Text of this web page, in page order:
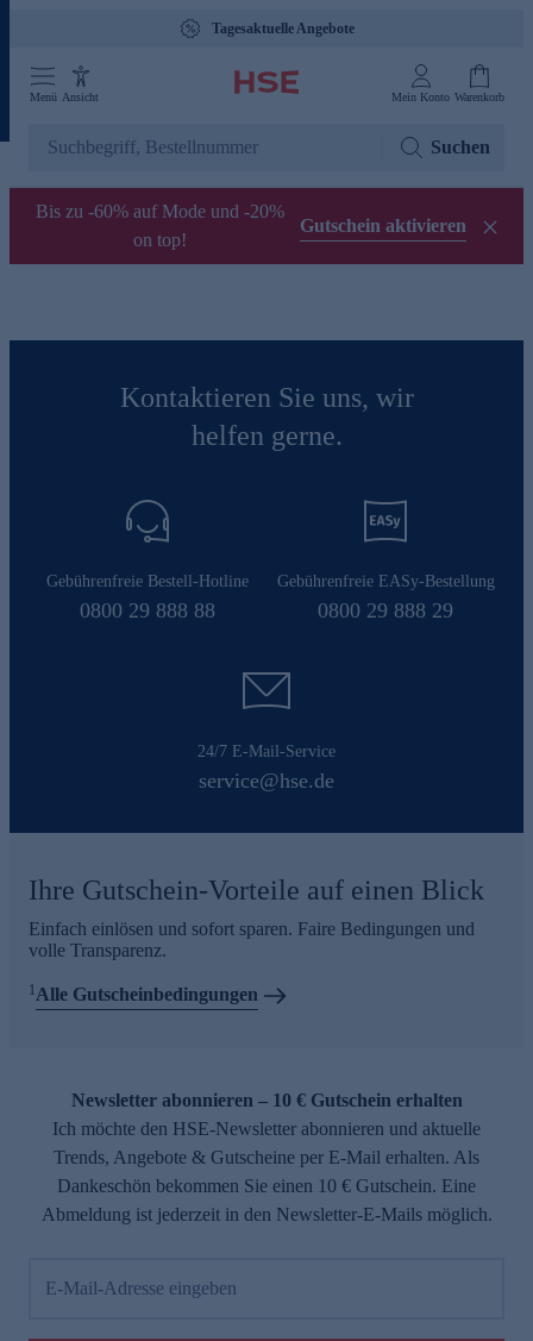
Tagesaktuelle Angebote
Menü Ansicht Mein Konto Warenkorb
Suchen
Bis zu -60% auf Mode und -20%
on top!
Gutschein aktivieren
Kontaktieren Sie uns, wir
helfen gerne.
Gebührenfreie Bestell-Hotline
0800 29 888 88
Gebührenfreie EASy-Bestellung
0800 29 888 29
24/7 E-Mail-Service
service@hse.de
Ihre Gutschein-Vorteile auf einen Blick
Einfach einlösen und sofort sparen. Faire Bedingungen und
volle Transparenz.
1Alle Gutscheinbedingungen
Newsletter abonnieren – 10 € Gutschein erhalten
Ich möchte den HSE-Newsletter abonnieren und aktuelle
Trends, Angebote & Gutscheine per E-Mail erhalten. Als
Dankeschön bekommen Sie einen 10 € Gutschein. Eine
Abmeldung ist jederzeit in den Newsletter-E-Mails möglich.
E-Mail-Adresse eingeben